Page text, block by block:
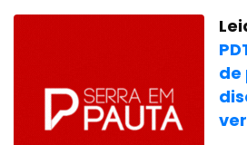
de